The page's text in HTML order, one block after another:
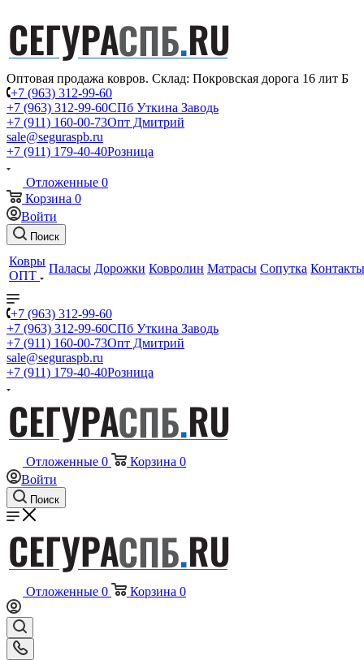
Оптовая продажа ковров. Склад: Покровская дорога 16 лит Б
+7 (963) 312-99-60
+7 (963) 312-99-60СПб Уткина Заводь
+7 (911) 160-00-73Опт Дмитрий
sale@seguraspb.ru
+7 (911) 179-40-40Розница
Отложенные 0
Корзина 0
Войти
Поиск
Ковры
ОПТ
Паласы Дорожки Ковролин Матрасы Сопутка Контакты
+7 (963) 312-99-60
+7 (963) 312-99-60СПб Уткина Заводь
+7 (911) 160-00-73Опт Дмитрий
sale@seguraspb.ru
+7 (911) 179-40-40Розница
Отложенные 0 Корзина 0
Войти
Поиск
Отложенные 0 Корзина 0